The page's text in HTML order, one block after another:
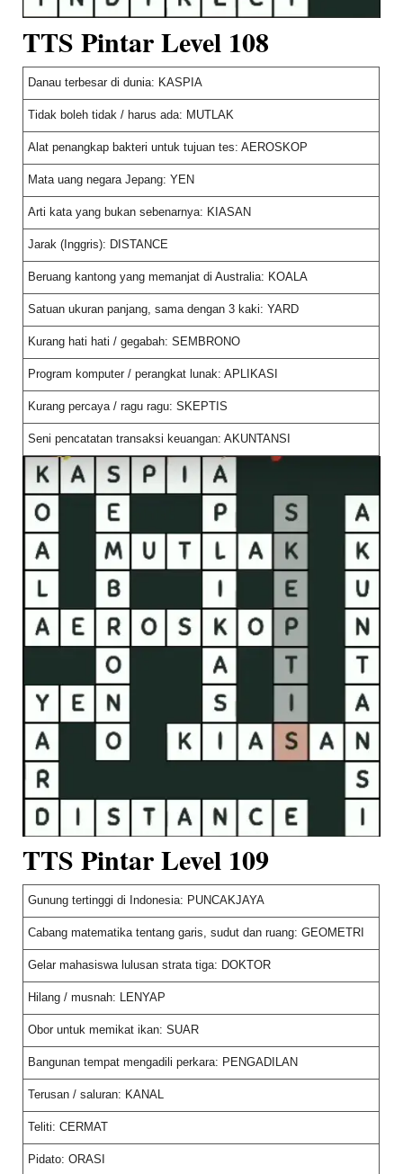
TTS Pintar Level 108
Danau terbesar di dunia: KASPIA
Tidak boleh tidak / harus ada: MUTLAK
Alat penangkap bakteri untuk tujuan tes: AEROSKOP
Mata uang negara Jepang: YEN
Arti kata yang bukan sebenarnya: KIASAN
Jarak (Inggris): DISTANCE
Beruang kantong yang memanjat di Australia: KOALA
Satuan ukuran panjang, sama dengan 3 kaki: YARD
Kurang hati hati / gegabah: SEMBRONO
Program komputer / perangkat lunak: APLIKASI
Kurang percaya / ragu ragu: SKEPTIS
Seni pencatatan transaksi keuangan: AKUNTANSI
TTS Pintar Level 109
Gunung tertinggi di Indonesia: PUNCAKJAYA
Cabang matematika tentang garis, sudut dan ruang: GEOMETRI
Gelar mahasiswa lulusan strata tiga: DOKTOR
Hilang / musnah: LENYAP
Obor untuk memikat ikan: SUAR
Bangunan tempat mengadili perkara: PENGADILAN
Terusan / saluran: KANAL
Teliti: CERMAT
Pidato: ORASI